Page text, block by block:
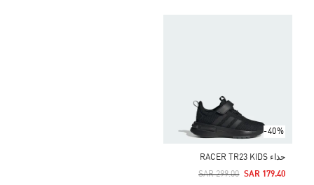
-40%
حذاء RACER TR23 KIDS
Price Reduced From
SAR 299.00
To SAR 179.40